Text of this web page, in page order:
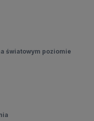
światowym poziomie